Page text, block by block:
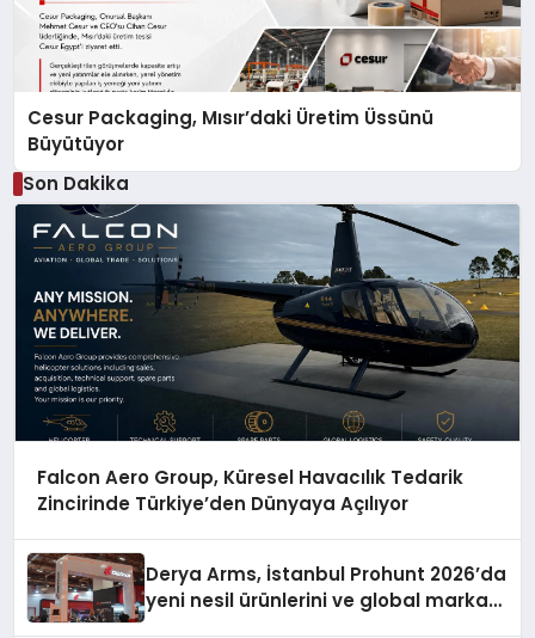
Cesur Packaging, Mısır’daki Üretim Üssünü
Büyütüyor
Son Dakika
Falcon Aero Group, Küresel Havacılık Tedarik
Zincirinde Türkiye’den Dünyaya Açılıyor
Derya Arms, İstanbul Prohunt 2026’da
yeni nesil ürünlerini ve global marka